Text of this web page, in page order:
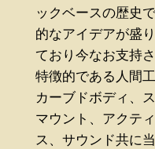
ックベースの歴史
的なアイデアが盛
ており今なお支持
特徴的である人間
カーブドボディ、
マウント、アクテ
ス、サウンド共に